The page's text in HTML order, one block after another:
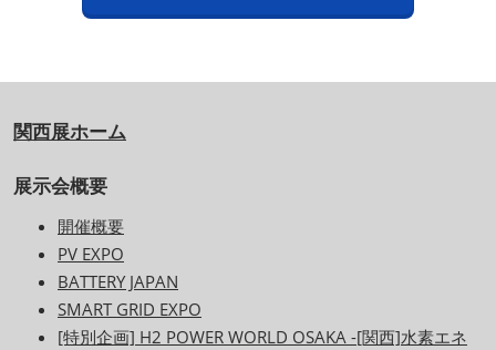
関西展ホーム
展示会概要
開催概要
PV EXPO
BATTERY JAPAN
SMART GRID EXPO
[特別企画] H2 POWER WORLD OSAKA -[関西]水素エネ